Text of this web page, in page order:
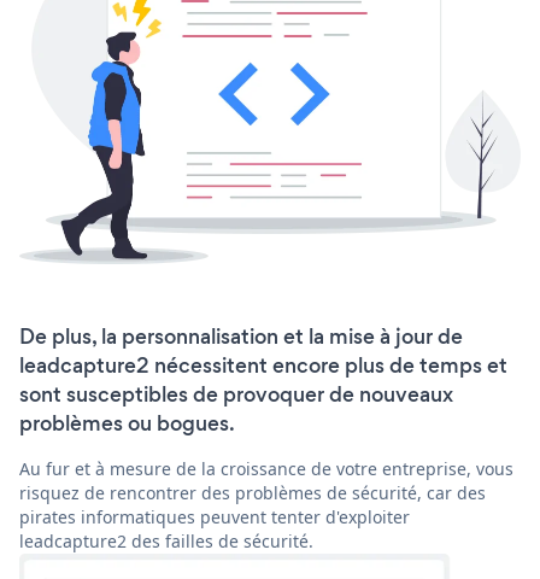
De plus, la personnalisation et la mise à jour de
leadcapture2 nécessitent encore plus de temps et
sont susceptibles de provoquer de nouveaux
problèmes ou bogues.
Au fur et à mesure de la croissance de votre entreprise, vous
risquez de rencontrer des problèmes de sécurité, car des
pirates informatiques peuvent tenter d'exploiter
leadcapture2 des failles de sécurité.